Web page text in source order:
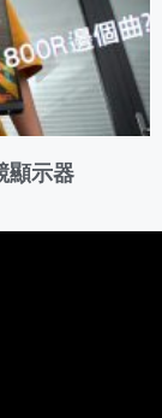
顯示器